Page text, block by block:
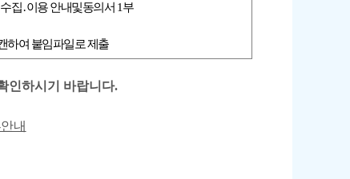
집․이용 안내및동의서 1부
하여 붙임파일로 제출
인하시기 바랍니다.
내